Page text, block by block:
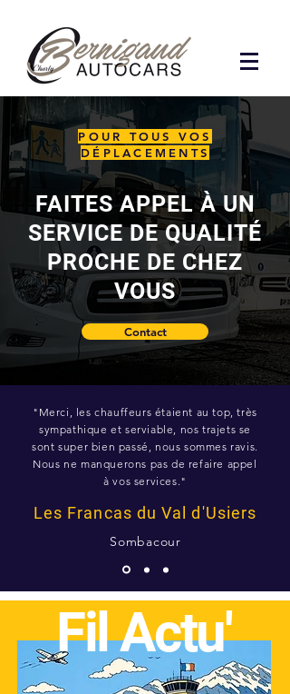
POUR TOUS VOS
DÉPLACEMENTS
FAITES APPEL À UN
SERVICE DE QUALITÉ
PROCHE DE CHEZ
VOUS
Contact
"Merci, les chauffeurs étaient au top, très
sympathique et serviable, nos trajets se
sont super bien passé, nous sommes ravis.
Nous ne manquerons pas de refaire appel
à vos services."
Les Francas du Val d'Usiers
Sombacour
Fil Actu'